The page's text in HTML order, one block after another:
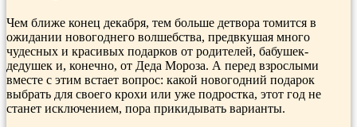
Чем ближе конец декабря, тем больше детвора томится в
ожидании новогоднего волшебства, предвкушая много
чудесных и красивых подарков от родителей, бабушек-
дедушек и, конечно, от Деда Мороза. А перед взрослыми
вместе с этим встает вопрос: какой новогодний подарок
выбрать для своего крохи или уже подростка, этот год не
станет исключением, пора прикидывать варианты.